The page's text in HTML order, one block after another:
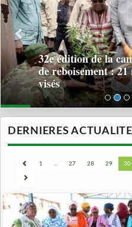
32e édition de la
de reboisement :
visés
DERNIERES
1 ... 27 28 29 30